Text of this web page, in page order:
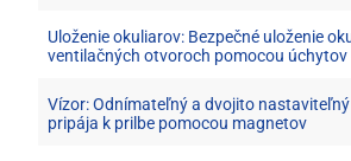
Uloženie okuliarov: Bezpečné uloženie
ventilačných otvoroch pomocou
Vízor: Odnímateľný a dvojito
pripája k prilbe pomocou magnetov